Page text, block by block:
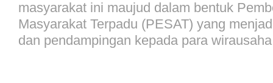
masyarakat ini maujud dalam bentuk
Masyarakat Terpadu (PESAT) yang
dan pendampingan kepada para